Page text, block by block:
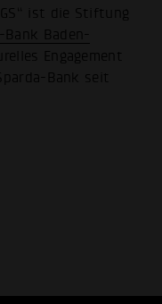
ist die Stiftung
Bank Baden-
Engagement
Bank seit